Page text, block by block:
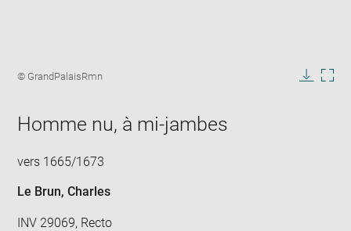
window
Image
© GrandPalaisRmn
Homme nu, à mi-jambes
vers 1665/1673
Le Brun, Charles
INV 29069, Recto